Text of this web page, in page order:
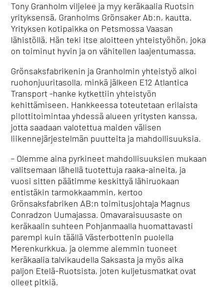
Tony Granholm viljelee ja myy keräkaalia Ruotsin
yrityksensä, Granholms Grönsaker Ab:n, kautta.
Yrityksen kotipaikka on Petsmossa Vaasan
lähistöllä. Hän teki itse aloitteen yhteistyöhön, joka
on toiminut hyvin ja on vähitellen laajentumassa.
Grönsaksfabrikenin ja Granholmin yhteistyö alkoi
ruohonjuuritasolla, minkä jälkeen E12 Atlantica
Transport -hanke kytkettiin yhteistyön
kehittämiseen. Hankkeessa toteutetaan erilaista
pilottitoimintaa yhdessä alueen yritysten kanssa,
jotta saadaan valotettua maiden välisen
liikennejärjestelmän puutteita ja mahdollisuuksia.
– Olemme aina pyrkineet mahdollisuuksien mukaan
valitsemaan lähellä tuotettuja raaka-aineita, ja
vuosi sitten päätimme keskittyä lähiruokaan
entistäkin tarmokkaammin, kertoo
Grönsaksfabriken AB:n toimitusjohtaja Magnus
Conradzon Uumajassa. Omavaraisuusaste on
keräkaalin suhteen Pohjanmaalla huomattavasti
parempi kuin täällä Västerbottenin puolella
Merenkurkkua, ja olemme aiemmin tuoneet
keräkaalia talvikaudella Saksasta ja myös aika
paljon Etelä-Ruotsista, joten kuljetusmatkat ovat
olleet pitkiä.